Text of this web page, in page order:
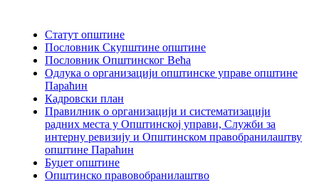
Статут општине
Пословник Скупштине општине
Пословник Општинског Већа
Одлука о организацији општинске управе општине
Параћин
Кадровски план
Правилник о организацији и систематизацији
радних места у Општинској управи, Служби за
интерну ревизију и Општинском правобранилаштву
општине Параћин
Буџет општине
Општинско правовобранилаштво